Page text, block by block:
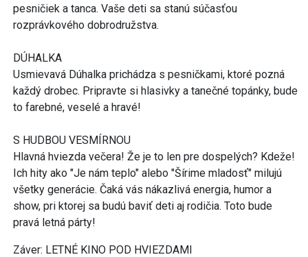
pesničiek a tanca. Vaše deti sa stanú súčasťou
rozprávkového dobrodružstva.
​DÚHALKA
Usmievavá Dúhalka prichádza s pesničkami, ktoré pozná
každý drobec. Pripravte si hlasivky a tanečné topánky, bude
to farebné, veselé a hravé!
S HUDBOU VESMÍRNOU
Hlavná hviezda večera! Že je to len pre dospelých? Kdeže!
Ich hity ako "Je nám teplo" alebo "Šírime mladosť" milujú
všetky generácie. Čaká vás nákazlivá energia, humor a
show, pri ktorej sa budú baviť deti aj rodičia. Toto bude
pravá letná párty!
Záver: LETNÉ KINO POD HVIEZDAMI